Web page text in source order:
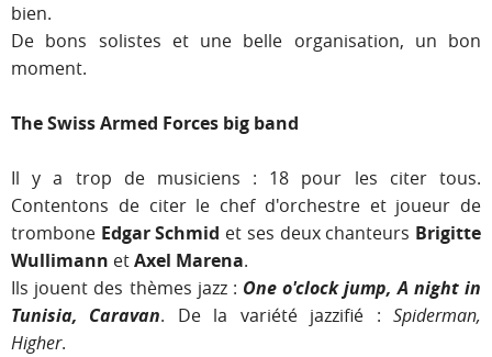
bien.
De bons solistes et une belle organisation, un bon
moment.
The Swiss Armed Forces big band
Il y a trop de musiciens : 18 pour les citer tous.
Contentons de citer le chef d'orchestre et joueur de
trombone Edgar Schmid et ses deux chanteurs Brigitte
Wullimann etAxel Marena.
Ils jouent des thèmes jazz : One o'clock jump, A night in
Tunisia, Caravan. De la variété jazzifié :Spiderman,
Higher.